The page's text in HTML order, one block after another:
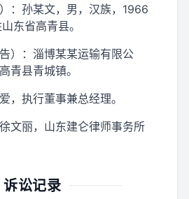
：孙某文，男，汉族，1966
东省高青县。
）：淄博某某运输有限公
青县青城镇。
，执行董事兼总经理。
文丽，山东建仑律师事务所
诉讼记录